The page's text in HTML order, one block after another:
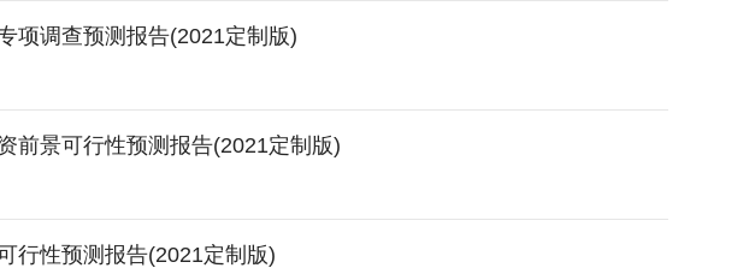
项调查预测报告(2021定制版)
前景可行性预测报告(2021定制版)
行性预测报告(2021定制版)